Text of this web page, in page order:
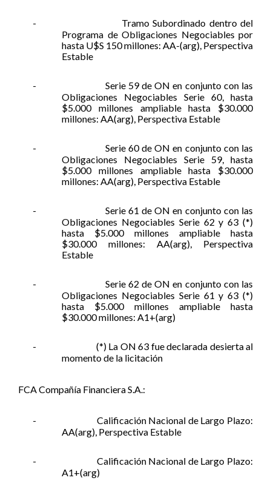
-
Tramo Subordinado dentro del
Programa de Obligaciones Negociables por
hasta U$S 150 millones: AA-(arg), Perspectiva
Estable
-
Serie 59 de ON en conjunto con las
Obligaciones Negociables Serie 60, hasta
$5.000 millones ampliable hasta $30.000
millones: AA(arg), Perspectiva Estable
-
Serie 60 de ON en conjunto con las
Obligaciones Negociables Serie 59, hasta
$5.000 millones ampliable hasta $30.000
millones: AA(arg), Perspectiva Estable
-
Serie 61 de ON en conjunto con las
Obligaciones Negociables Serie 62 y 63 (*)
hasta $5.000 millones ampliable hasta
$30.000 millones: AA(arg), Perspectiva
Estable
-
Serie 62 de ON en conjunto con las
Obligaciones Negociables Serie 61 y 63 (*)
hasta $5.000 millones ampliable hasta
$30.000 millones: A1+(arg)
-
(*) La ON 63 fue declarada desierta al
momento de la licitación
FCA Compañía Financiera S.A.:
-
Calificación Nacional de Largo Plazo:
AA(arg), Perspectiva Estable
-
Calificación Nacional de Largo Plazo:
A1+(arg)